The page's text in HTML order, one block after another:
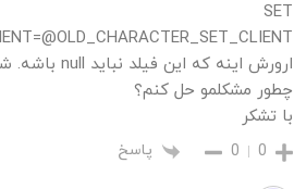
SET
ارورش اینه که این فیلد نباید null باشه. شماره ارور 40101 هست.
چطور مشکلمو حل کنم؟
با تشکر
0
0 پاسخ